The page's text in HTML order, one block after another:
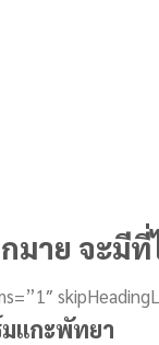
มาย จะมี
แกะพัทยา